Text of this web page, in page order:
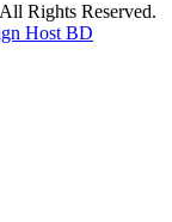
গণতন্ত্র প্রতিষ্ঠায়:
Rights Reserved.
Host BD